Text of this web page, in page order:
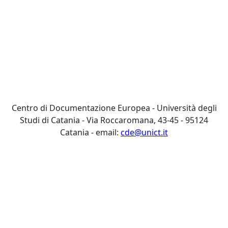
Centro di Documentazione Europea - Università degli
Studi di Catania - Via Roccaromana, 43-45 - 95124
Catania - email: cde@unict.it